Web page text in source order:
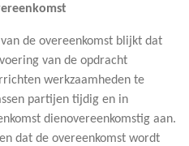
de overeenkomst blijkt dat
van de opdracht
werkzaamheden te
partijen tijdig en in
dienovereenkomstig aan.
dat de overeenkomst wordt